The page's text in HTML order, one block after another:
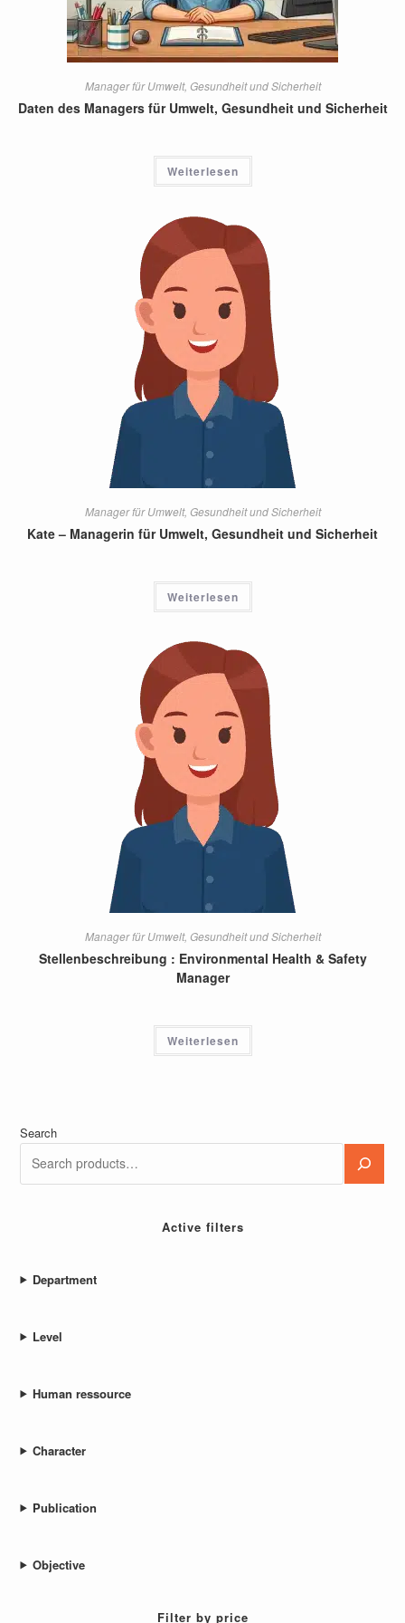
Manager für Umwelt, Gesundheit und Sicherheit
Daten des Managers für Umwelt, Gesundheit und Sicherheit
Weiterlesen
Manager für Umwelt, Gesundheit und Sicherheit
Kate – Managerin für Umwelt, Gesundheit und Sicherheit
Weiterlesen
Manager für Umwelt, Gesundheit und Sicherheit
Stellenbeschreibung : Environmental Health & Safety
Manager
Weiterlesen
Search
Active filters
Department
Level
Human ressource
Character
Publication
Objective
Filter by price